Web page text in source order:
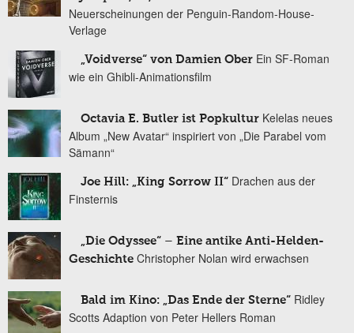
Neuerscheinungen der Penguin-Random-House-
Verlage
„Voidverse“ von Damien Ober Ein SF-Roman
wie ein Ghibli-Animationsfilm
Octavia E. Butler ist Popkultur Kelelas neues
Album „New Avatar“ inspiriert von „Die Parabel vom
Sämann“
Joe Hill: „King Sorrow II“ Drachen aus der
Finsternis
„Die Odyssee“ – Eine antike Anti-Helden-
Geschichte Christopher Nolan wird erwachsen
Bald im Kino: „Das Ende der Sterne“ Ridley
Scotts Adaption von Peter Hellers Roman